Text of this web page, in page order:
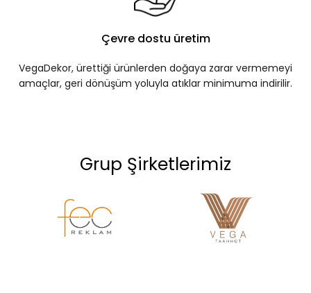
Çevre dostu üretim
VegaDekor, ürettiği ürünlerden doğaya zarar vermemeyi
amaçlar, geri dönüşüm yoluyla atıklar minimuma indirilir.
Grup Şirketlerimiz